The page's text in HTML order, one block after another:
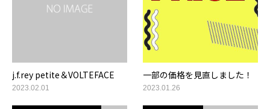
j.f.rey petite＆VOLTEFACE
2023.02.01
一部の価格を見直しました！
2023.01.26